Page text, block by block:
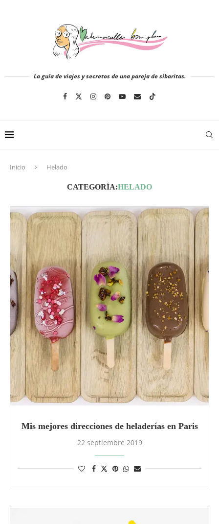
La guía de viajes y secretos de una pareja de sibaritas.
Inicio Helado
CATEGORÍA:HELADO
Mis mejores direcciones de heladerías en Paris
22 septiembre 2019